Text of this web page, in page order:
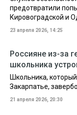
предотвратили
Кировоградской и
23 апреля 2026, 14:25
Россияне из-за
школьника
Школьника,
Закарпатье,
21 апреля 2026, 20:30